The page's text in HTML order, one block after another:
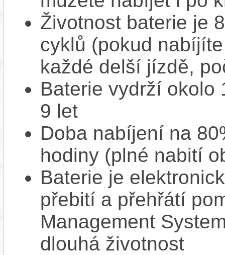
Životnost baterie je
cyklů (pokud
každé delší jízdě,
Baterie vydrží okolo
9 let
Doba nabíjení na
hodiny (plné nabití
Baterie je
přebití a přehřátí
Management
dlouhá životnost